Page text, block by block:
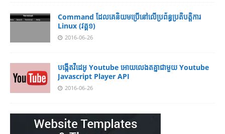
Command ដែល​​គេ​​និយម​​ប្រើ​​នៅ​លើ​​ប្រព័ន្ធ​​ប្រតិបត្តិការ​
Linux (វគ្គ១)
2016-06-26
បង្កើតវីដេអូ Youtube អោយ​លេងតគ្នាជាមួយ Youtube
Javascript Player API
2016-06-26